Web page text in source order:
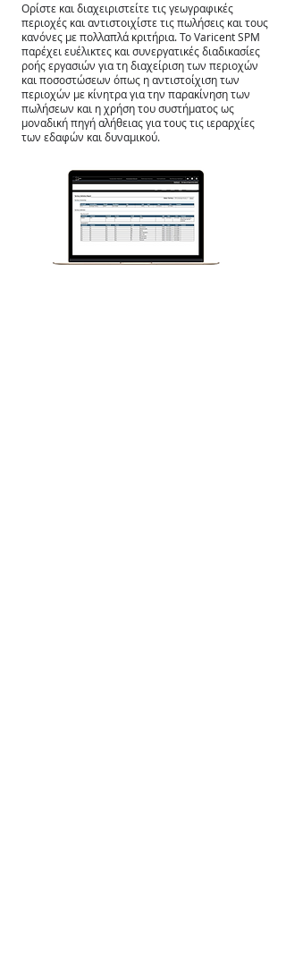
Ορίστε και διαχειριστείτε τις γεωγραφικές
περιοχές και αντιστοιχίστε τις πωλήσεις και τους
κανόνες με πολλαπλά κριτήρια. ΤοVaricentSPM
παρέχει ευέλικτες και συνεργατικές διαδικασίες
ροής εργασιών για τη διαχείριση των περιοχών
και ποσοστώσεων όπως η αντιστοίχιση των
περιοχών με κίνητρα για την παρακίνηση των
πωλήσεων και η χρήση του συστήματος ως
μοναδική πηγή αλήθειας για τους τις ιεραρχίες
των εδαφών και δυναμικού.